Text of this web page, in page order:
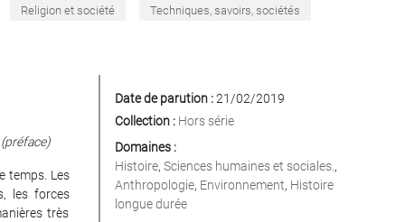
Religion et société Techniques, savoirs, sociétés
(préface)
temps. Les
les forces
très
Date de parution :21/02/2019
Collection : Hors série
Domaines :
Histoire, Sciences humaines et sociales. ,
Anthropologie, Environnement, Histoire
longue durée